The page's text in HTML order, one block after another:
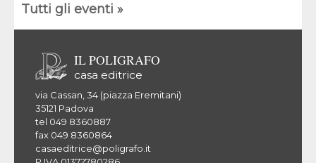
Tutti gli eventi »
IL POLIGRAFO
casa editrice
via Cassan, 34 (piazza Eremitani)
35121 Padova
tel 049 8360887
fax 049 8360864
casaeditrice@poligrafo.it